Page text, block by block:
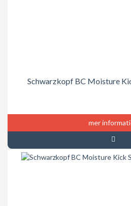
Schwarzkopf BC Moisture
mer